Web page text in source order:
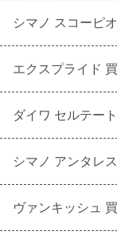
シマノ スコーピ
エクスプライド
ダイワ セルテー
シマノ アンタレ
ヴァンキッシュ